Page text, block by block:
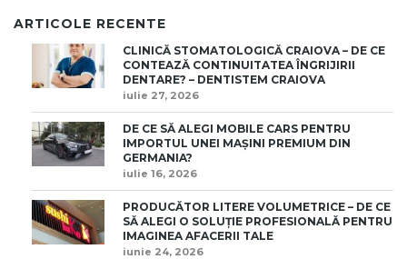
ARTICOLE RECENTE
CLINICĂ STOMATOLOGICĂ CRAIOVA – DE CE
CONTEAZĂ CONTINUITATEA ÎNGRIJIRII
DENTARE? – DENTISTEM CRAIOVA
iulie 27, 2026
DE CE SĂ ALEGI MOBILE CARS PENTRU
IMPORTUL UNEI MAȘINI PREMIUM DIN
GERMANIA?
iulie 16, 2026
PRODUCĂTOR LITERE VOLUMETRICE – DE CE
SĂ ALEGI O SOLUȚIE PROFESIONALĂ PENTRU
IMAGINEA AFACERII TALE
iunie 24, 2026